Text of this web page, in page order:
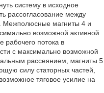
систему в исходное
рассогласование между
Межполюсные магниты 4 и
возможной активной
рабочего потока в
с максимально возможной
рассеянием, магниты 5
силу статорных частей,
тяговое усилие на